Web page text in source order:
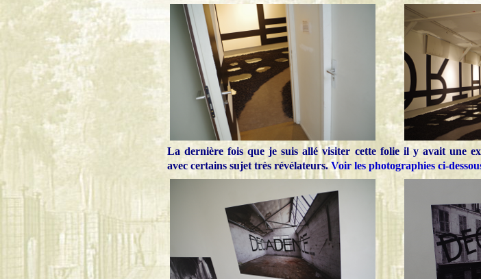
La dernière fois que je suis allé visiter cette folie il y avait une
avec certains sujet très révélateurs. Voir les photographies ci-